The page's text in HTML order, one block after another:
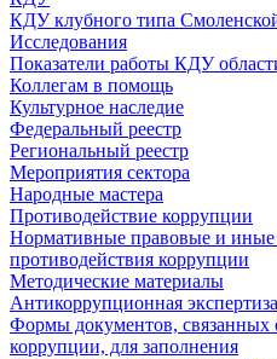
КДУ клубного типа
Исследования
Показатели работы КДУ
Коллегам в помощь
Культурное наследие
Федеральный реестр
Региональный реестр
Мероприятия сектора
Народные мастера
Противодействие коррупции
Нормативные правовые и иные
противодействия коррупции
Методические материалы
Антикоррупционная экспертиза
Формы документов, связанных
коррупции, для заполнения